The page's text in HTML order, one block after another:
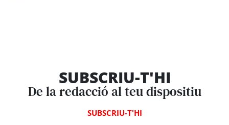
SUBSCRIU-T'HI
De la redacció al teu dispositiu
SUBSCRIU-T'HI